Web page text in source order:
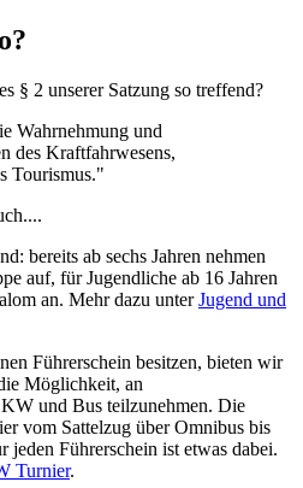
§ 2 unserer Satzung so treffend?
Wahrnehmung und
des Kraftfahrwesens,
Tourismus."
bereits ab sechs Jahren nehmen
auf, für Jugendliche ab 16 Jahren
an. Mehr dazu unterJugend und
Führerschein besitzen, bieten wir
Möglichkeit, an
und Bus teilzunehmen. Die
vom Sattelzug über Omnibus bis
Führerschein ist etwas dabei.
Turnier.